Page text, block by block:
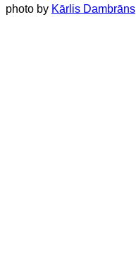
photo by Kārlis Dambrāns